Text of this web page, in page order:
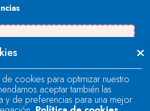
.
error when loading the
de cookies para optimizar nuestro
aceptar también las
y de preferencias para una mejor